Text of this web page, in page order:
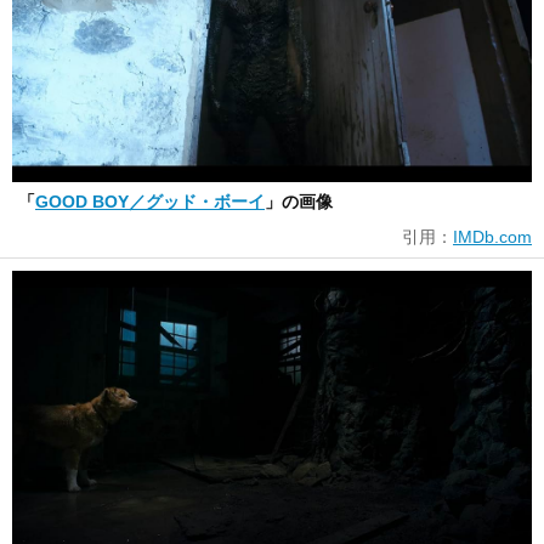
「GOOD BOY／グッド・ボーイ 」の画像
引用： IMDb.com